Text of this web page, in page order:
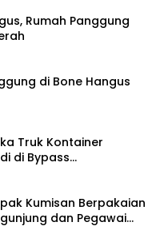
Rumah Panggung
di Bone Hangus
Truk Kontainer
di Bypass
Kumisan Berpakaian
dan Pegawai